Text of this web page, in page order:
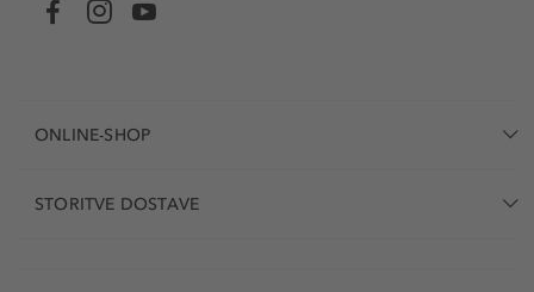
ONLINE-SHOP
STORITVE DOSTAVE